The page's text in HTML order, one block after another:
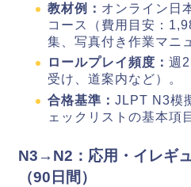
教材例： オンライン日
コース（費用目安：
集、写真付き作業マニ
ロールプレイ頻度： 週
受け、道案内など）。
合格基準： JLPT N3模
ェックリストの基本項
N3→N2：応用・イレギ
（90日間）